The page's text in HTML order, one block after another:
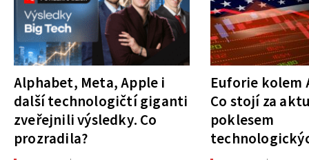
Alphabet, Meta, Apple i
další technologičtí giganti
zveřejnili výsledky. Co
prozradila?
Euforie kolem
Co stojí za
poklesem